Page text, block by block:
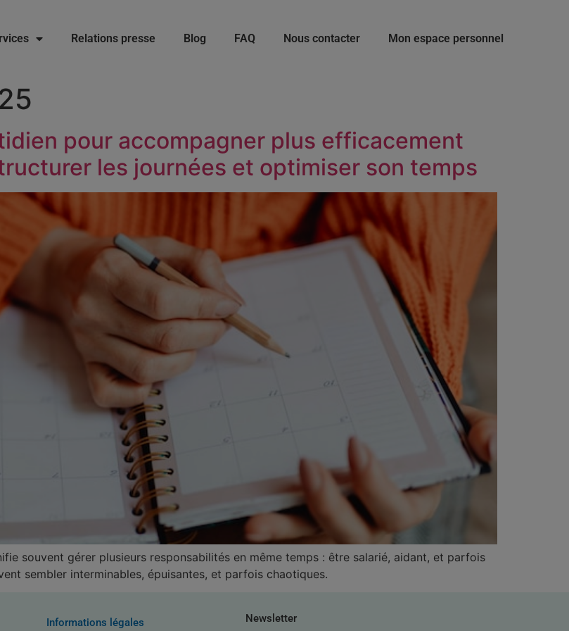
Relations presse Blog FAQ Nous contacter Mon espace personnel
pour accompagner plus efficacement
les journées et optimiser son temps
souvent gérer plusieurs responsabilités en même temps : être salarié, aidant, et parfois
sembler interminables, épuisantes, et parfois chaotiques.
Informations légales Newsletter